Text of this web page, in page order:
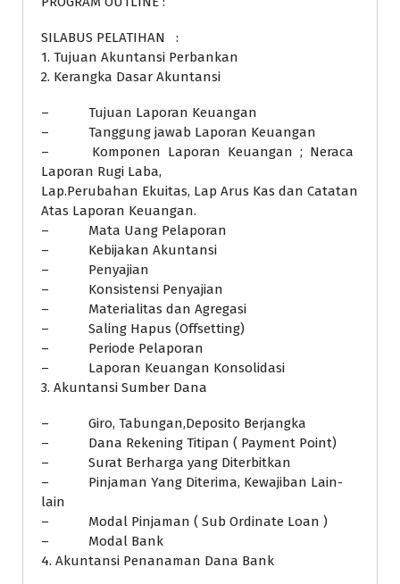
SILABUS PELATIHAN :
1. Tujuan Akuntansi Perbankan
2. Kerangka Dasar Akuntansi
– Tujuan Laporan Keuangan
– Tanggung jawab Laporan Keuangan
– Komponen Laporan Keuangan ; Neraca
Laporan Rugi Laba,
Lap.Perubahan Ekuitas, Lap Arus Kas dan Catatan
Atas Laporan Keuangan.
– Mata Uang Pelaporan
– Kebijakan Akuntansi
– Penyajian
– Konsistensi Penyajian
– Materialitas dan Agregasi
– Saling Hapus (Offsetting)
– Periode Pelaporan
– Laporan Keuangan Konsolidasi
3. Akuntansi Sumber Dana
– Giro, Tabungan,Deposito Berjangka
– Dana Rekening Titipan ( Payment Point)
– Surat Berharga yang Diterbitkan
– Pinjaman Yang Diterima, Kewajiban Lain-
lain
– Modal Pinjaman ( Sub Ordinate Loan )
– Modal Bank
4. Akuntansi Penanaman Dana Bank